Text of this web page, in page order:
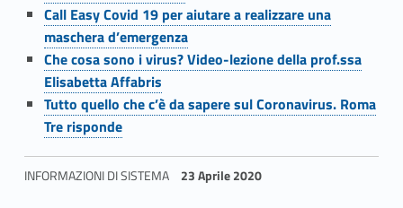
l
s
e
v
Link identifier #identifier__193470-7
Call Easy Covid 19 per aiutare a realizzare una
maschera d’emergenza
Link identifier #identifier__66305-8
Che cosa sono i virus? Video-lezione della prof.ssa
Elisabetta Affabris
Link identifier #identifier__3841-9
Tutto quello che c’è da sapere sul Coronavirus. Roma
Tre risponde
INFORMAZIONI DI SISTEMA 23 Aprile 2020